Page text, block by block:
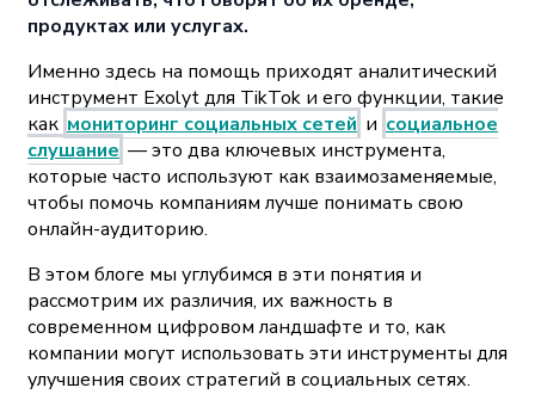
продуктах или услугах.
Именно здесь на помощь приходят аналитический
инструмент Exolyt для TikTok и его функции, такие
как мониторинг социальных сетей и социальное
слушание — это два ключевых инструмента,
которые часто используют как взаимозаменяемые,
чтобы помочь компаниям лучше понимать свою
онлайн-аудиторию.
В этом блоге мы углубимся в эти понятия и
рассмотрим их различия, их важность в
современном цифровом ландшафте и то, как
компании могут использовать эти инструменты для
улучшения своих стратегий в социальных сетях.